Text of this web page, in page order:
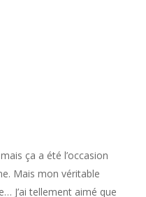
ça a été l’occasion
Mais mon véritable
J’ai tellement aimé que